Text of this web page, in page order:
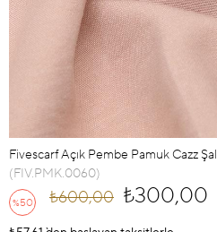
Fivescarf Açık Pembe Pamuk Cazz Şal
(FIV.PMK.0060)
%50 ₺600,00 ₺300,00